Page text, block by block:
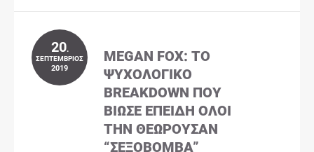
20.
ΣΕΠΤΈΜΒΡΙΟΣ
2019
MEGAN FOX: ΤΟ
ΨΥΧΟΛΟΓΙΚΌ
BREAKDOWN ΠΟΥ
ΒΊΩΣΕ ΕΠΕΙΔΉ ΌΛΟΙ
ΤΗΝ ΘΕΩΡΟΎΣΑΝ
“ΣΕΞΟΒΌΜΒΑ”